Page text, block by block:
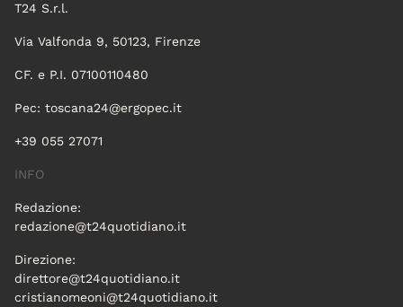
T24 S.r.l.
Via Valfonda 9, 50123, Firenze
CF. e P.I. 07100110480
Pec: toscana24@ergopec.it
+39 055 27071
INFO
Redazione:
redazione@t24quotidiano.it
Direzione:
direttore@t24quotidiano.it
cristianomeoni@t24quotidiano.it